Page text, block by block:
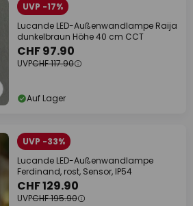
UVP -17%
Lucande LED-Außenwandlampe Raija
dunkelbraun Höhe 40 cm CCT
CHF 97.90
UVPCHF 117.90
Auf Lager
UVP -33%
Lucande LED-Außenwandlampe
Ferdinand, rost, Sensor, IP54
CHF 129.90
UVPCHF 195.90